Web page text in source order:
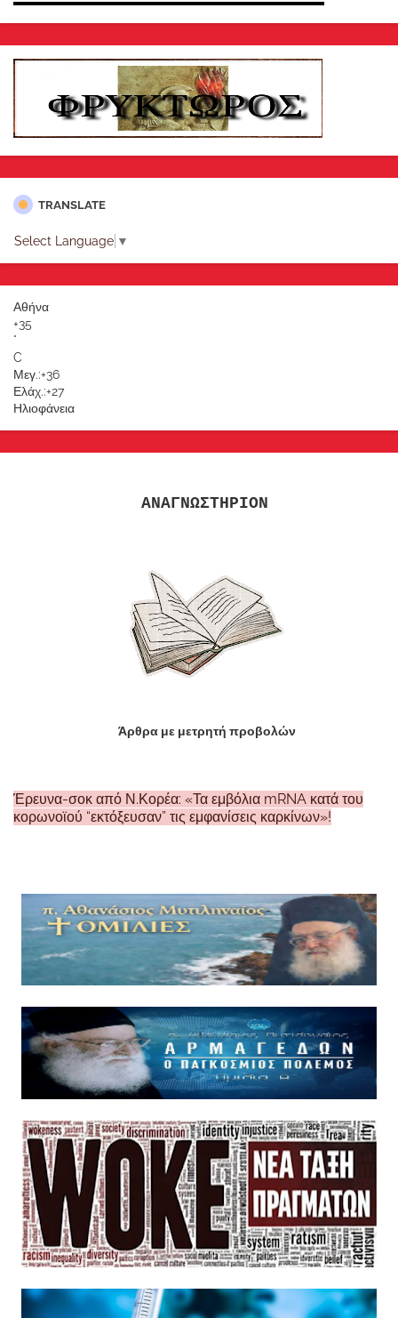
TRANSLATE
Select Language ▼
Αθήνα
+35
°
C
Μεγ.:+36
Ελάχ.:+27
Ηλιοφάνεια
ΑΝΑΓΝΩΣΤΗΡΙΟΝ
Άρθρα με μετρητή προβολών
Έρευνα-σοκ από Ν.Κορέα: «Τα εμβόλια mRNA κατά του
κορωνοϊού “εκτόξευσαν” τις εμφανίσεις καρκίνων»!